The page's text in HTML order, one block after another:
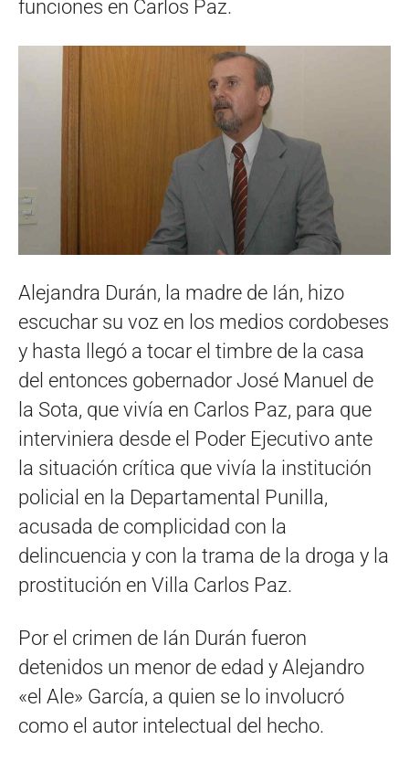
funciones en Carlos Paz.
Alejandra Durán, la madre de Ián, hizo
escuchar su voz en los medios cordobeses
y hasta llegó a tocar el timbre de la casa
del entonces gobernador José Manuel de
la Sota, que vivía en Carlos Paz, para que
interviniera desde el Poder Ejecutivo ante
la situación crítica que vivía la institución
policial en la Departamental Punilla,
acusada de complicidad con la
delincuencia y con la trama de la droga y la
prostitución en Villa Carlos Paz.
Por el crimen de Ián Durán fueron
detenidos un menor de edad y Alejandro
«el Ale» García, a quien se lo involucró
como el autor intelectual del hecho.